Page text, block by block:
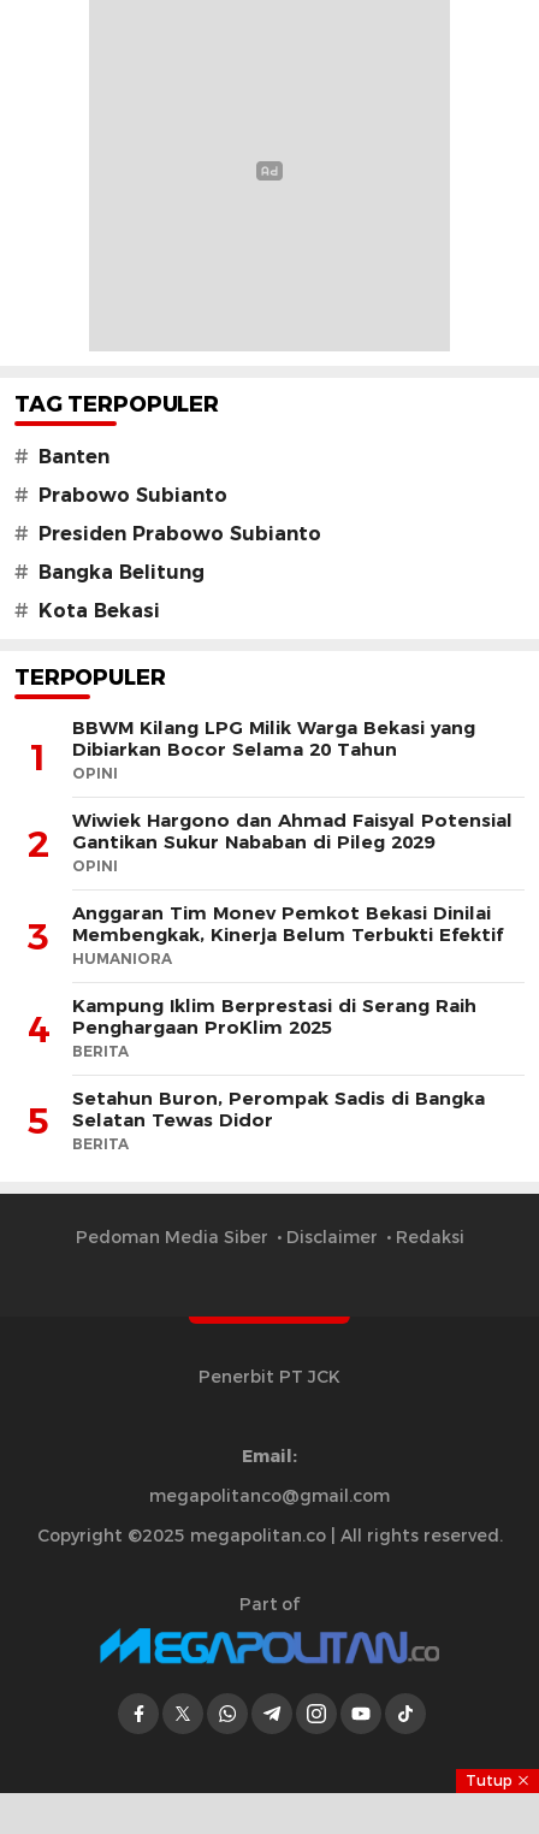
TAG TERPOPULER
# Banten
# Prabowo Subianto
# Presiden Prabowo Subianto
# Bangka Belitung
# Kota Bekasi
TERPOPULER
1
BBWM Kilang LPG Milik Warga Bekasi yang
Dibiarkan Bocor Selama 20 Tahun
OPINI
2
Wiwiek Hargono dan Ahmad Faisyal Potensial
Gantikan Sukur Nababan di Pileg 2029
OPINI
3
Anggaran Tim Monev Pemkot Bekasi Dinilai
Membengkak, Kinerja Belum Terbukti Efektif
HUMANIORA
4
Kampung Iklim Berprestasi di Serang Raih
Penghargaan ProKlim 2025
BERITA
5
Setahun Buron, Perompak Sadis di Bangka
Selatan Tewas Didor
BERITA
Pedoman Media Siber Disclaimer Redaksi
Penerbit PT JCK
Email:
megapolitanco@gmail.com
Copyright ©2025 megapolitan.co | All rights reserved.
Part of
Tutup